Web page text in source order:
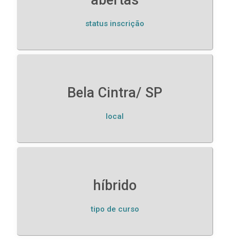
status inscrição
Bela Cintra/ SP
local
híbrido
tipo de curso